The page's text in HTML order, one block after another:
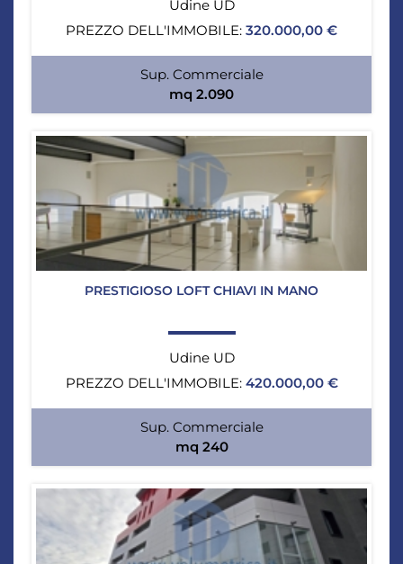
Udine UD
PREZZO DELL'IMMOBILE: 320.000,00 €
Sup. Commerciale
mq 2.090
PRESTIGIOSO LOFT CHIAVI IN MANO
Udine UD
PREZZO DELL'IMMOBILE: 420.000,00 €
Sup. Commerciale
mq 240